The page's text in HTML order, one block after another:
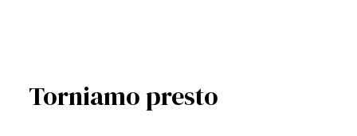
Torniamo presto